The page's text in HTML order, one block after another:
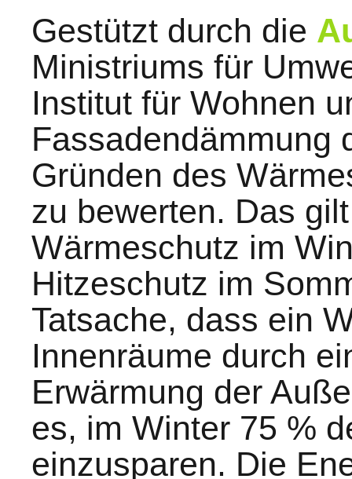
Gestützt durch die
Ministriums für
Institut für Wohnen
Fassadendämmung
Gründen des
zu bewerten. Das
Wärmeschutz im
Hitzeschutz im
Tatsache, dass ein
Innenräume durch
Erwärmung der
es, im Winter 75 %
einzusparen. Die